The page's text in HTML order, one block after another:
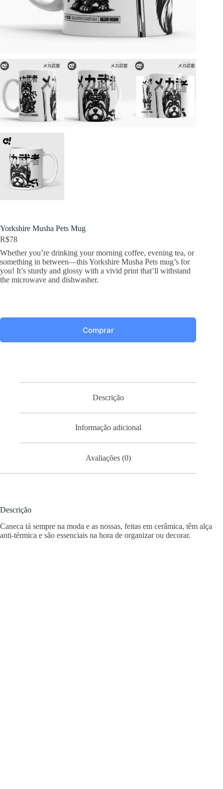
Yorkshire Musha Pets Mug
R$78
Whether you’re drinking your morning coffee, evening tea, or
something in between—this Yorkshire Musha Pets mug’s for
you! It’s sturdy and glossy with a vivid print that’ll withstand
the microwave and dishwasher.
Comprar
Descrição
Informação adicional
Avaliações (0)
Descrição
Caneca tá sempre na moda e as nossas, feitas em cerâmica, têm alça
anti-térmica e são essenciais na hora de organizar ou decorar.